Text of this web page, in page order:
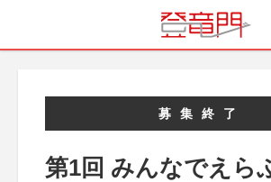
募集終了
第1回 みんなでえら